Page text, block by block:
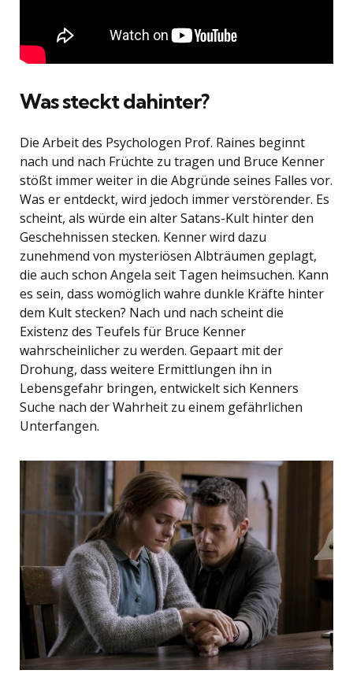
Was steckt dahinter?
Die Arbeit des Psychologen Prof. Raines beginnt
nach und nach Früchte zu tragen und Bruce Kenner
stößt immer weiter in die Abgründe seines Falles vor.
Was er entdeckt, wird jedoch immer verstörender. Es
scheint, als würde ein alter Satans-Kult hinter den
Geschehnissen stecken. Kenner wird dazu
zunehmend von mysteriösen Albträumen geplagt,
die auch schon Angela seit Tagen heimsuchen. Kann
es sein, dass womöglich wahre dunkle Kräfte hinter
dem Kult stecken? Nach und nach scheint die
Existenz des Teufels für Bruce Kenner
wahrscheinlicher zu werden. Gepaart mit der
Drohung, dass weitere Ermittlungen ihn in
Lebensgefahr bringen, entwickelt sich Kenners
Suche nach der Wahrheit zu einem gefährlichen
Unterfangen.